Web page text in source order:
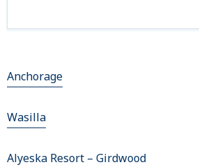
Anchorage
Wasilla
Alyeska Resort – Girdwood